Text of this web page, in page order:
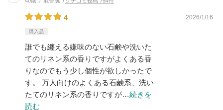
4 2026/1/16
購入品
誰でも纏える嫌味のない石鹸や洗いた
てのリネン系の香りですがよくある香
りなのでもう少し個性が欲しかったで
す。 万人向けのよくある石鹸系、洗い
たてのリネン系の香りですが…続きを
読む